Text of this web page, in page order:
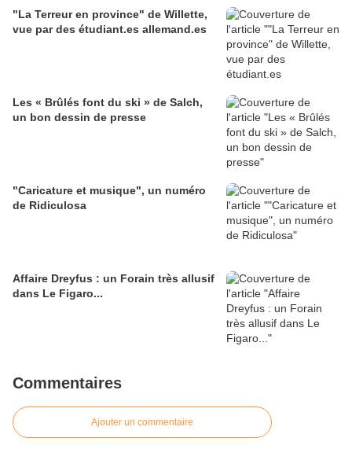
"La Terreur en province" de Willette,
vue par des étudiant.es allemand.es
Les « Brûlés font du ski » de Salch,
un bon dessin de presse
"Caricature et musique", un numéro
de Ridiculosa
Affaire Dreyfus : un Forain très allusif
dans Le Figaro...
Commentaires
Ajouter un commentaire